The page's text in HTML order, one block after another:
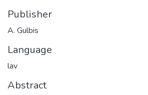
Publisher
A. Gulbis
Language
lav
Abstract